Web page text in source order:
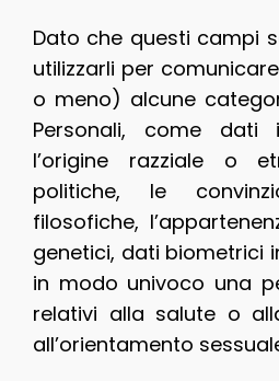
Dato che questi campi
utilizzarli per
o meno) alcune
Personali, come dati
l’origine razziale o
politiche, le
filosofiche,
genetici, dati biometrici
in modo univoco una
relativi alla salute o
all’orientamento